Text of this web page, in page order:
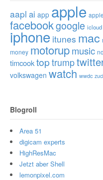
aapl ai app apple
facebookgoogle icloud
iphone itunes mac
money motorupmusic
timcooktop trump
volkswagen watch wwdc
Blogroll
Area 51
digicam experts
HighResMac
Jetzt aber Shell
lemonpixel.com